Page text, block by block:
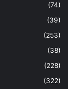
(74)
(39)
(253)
(38)
(228)
(322)